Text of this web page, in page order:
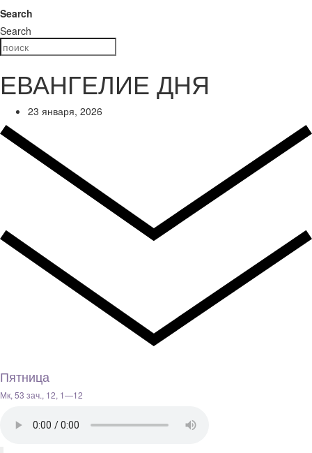
Search
Search
ЕВАНГЕЛИЕ ДНЯ
23 января, 2026
Пятница
Мк, 53 зач., 12, 1—12